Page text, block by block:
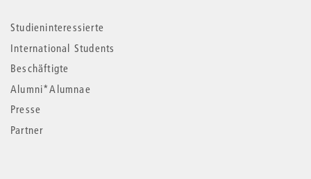
Studieninteressierte
International Students
Beschäftigte
Alumni*Alumnae
Presse
Partner